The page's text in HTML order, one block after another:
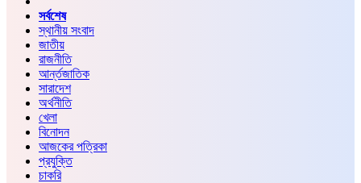
সর্বশেষ
স্থানীয় সংবাদ
জাতীয়
রাজনীতি
আর্ন্তজাতিক
সারাদেশ
অর্থনীতি
খেলা
বিনোদন
আজকের পত্রিকা
প্রযুক্তি
চাকরি